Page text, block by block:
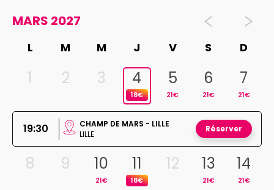
MARS 2027
L M M J V S D
1 2 3 4
18€
5
21€
6
21€
7
21€
19:30
CHAMP DE MARS - LILLE
LILLE
Réserver
8 9 10
21€
11
18€
12 13
21€
14
21€